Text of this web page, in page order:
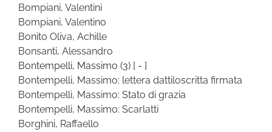
Bompiani, Valentini
Bompiani, Valentino
Bonito Oliva, Achille
Bonsanti, Alessandro
Bontempelli, Massimo (3) [ - ]
Bontempelli, Massimo: lettera dattiloscritta firmata
Bontempelli, Massimo: Stato di grazia
Bontempelli, Massimo: Scarlatti
Borghini, Raffaello